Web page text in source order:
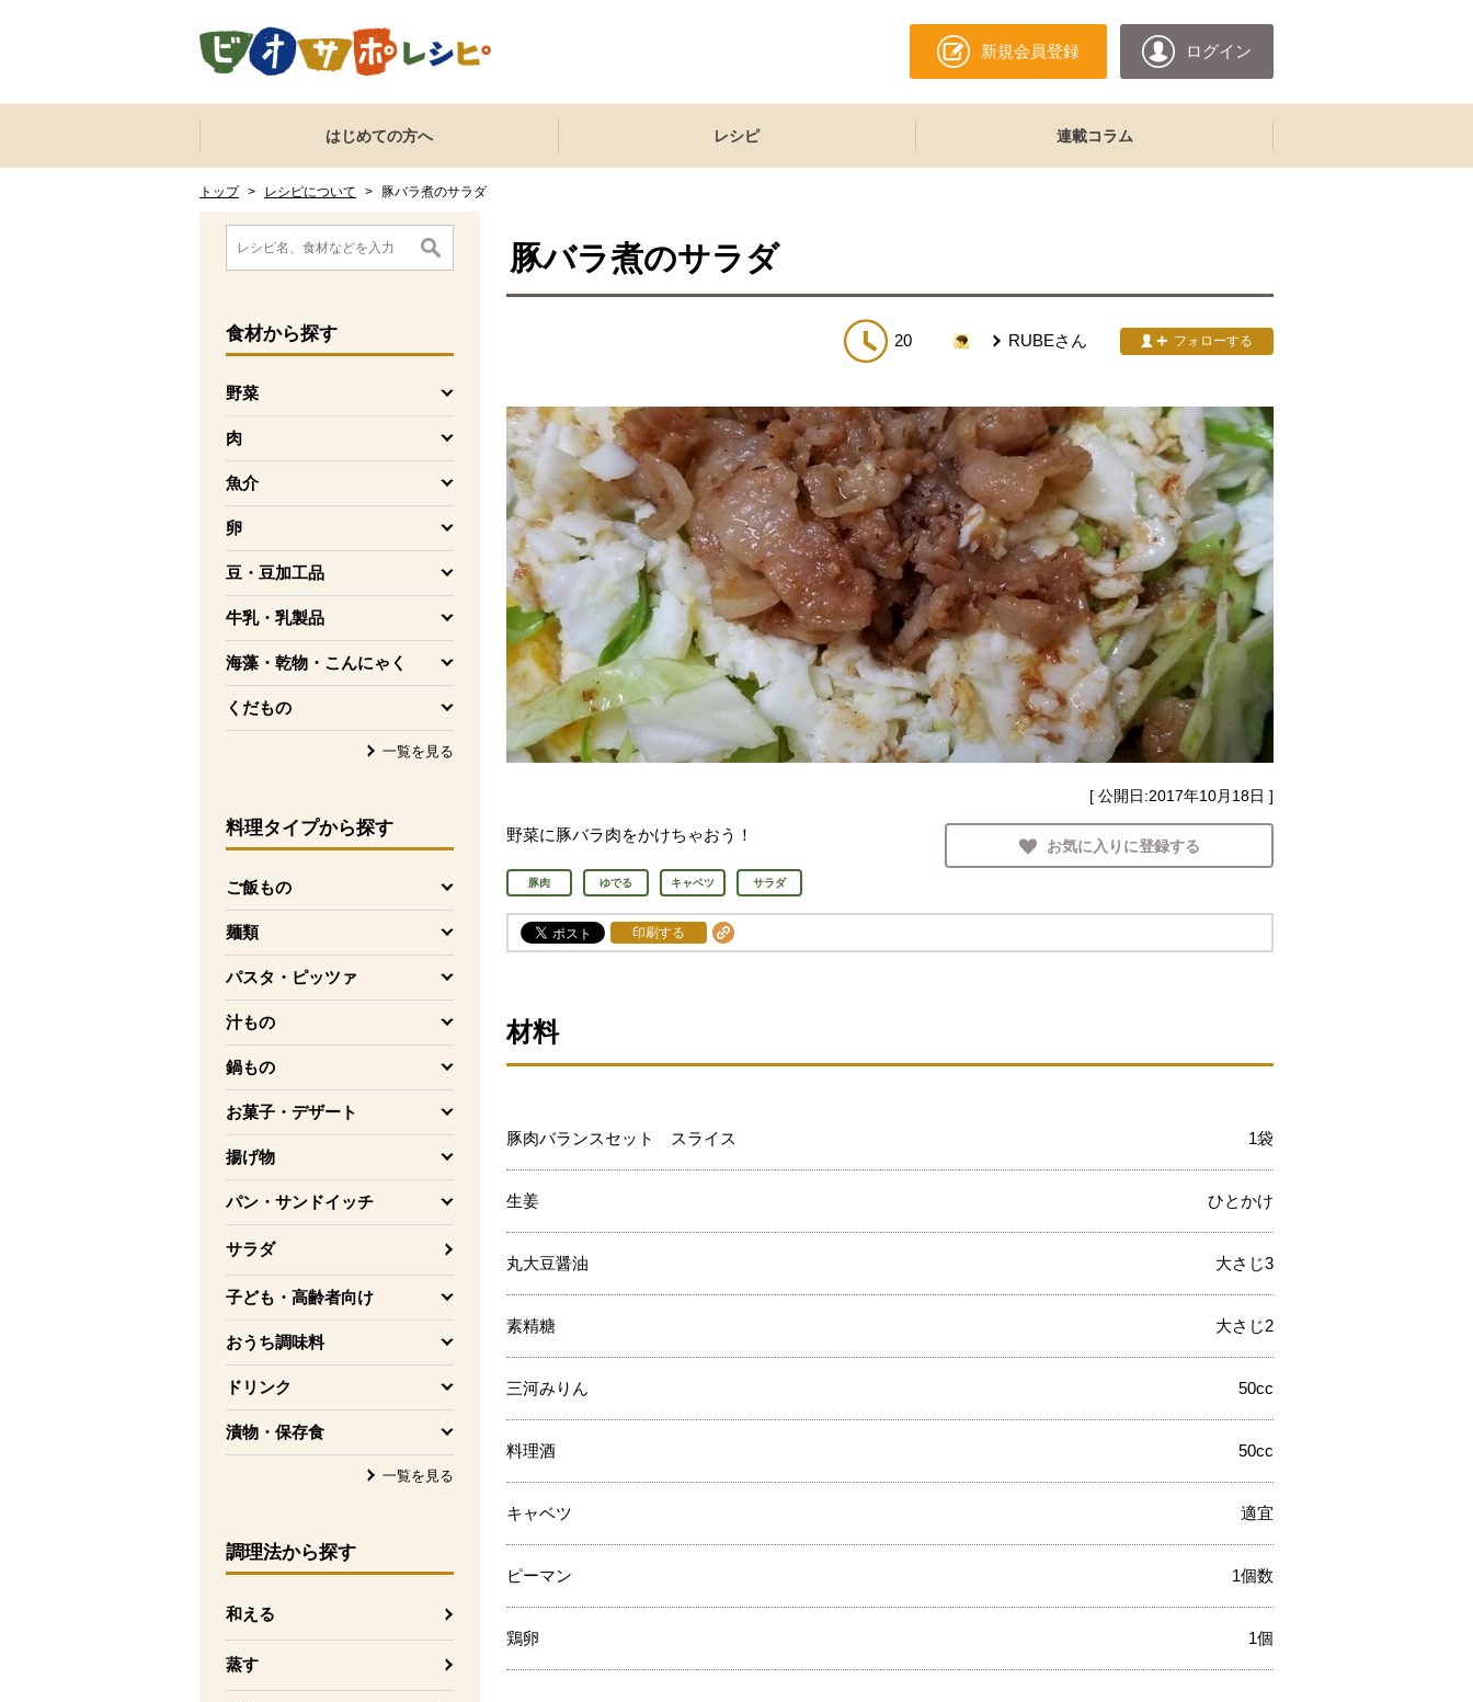
新規会員登録 ログイン
ここからサイト内共通メニューです。
サイト内共通メニューをスキップする
はじめての方へ レシピ 連載コラム
トップ > レシピについて > 豚バラ煮のサラダ
ここから消費材検索メニューです。
食材から探す
野菜
を開く
肉
を開く
魚介
を開く
卵
を開く
豆・豆加工品
を開く
牛乳・乳製品
を開く
海藻・乾物・こんにゃく
を開く
くだもの
を開く
一覧を見る
料理タイプから探す
ご飯もの
を開く
麺類
を開く
パスタ・ピッツァ
を開く
汁もの
を開く
鍋もの
を開く
お菓子・デザート
を開く
揚げ物
を開く
パン・サンドイッチ
を開く
サラダ
子ども・高齢者向け
を開く
おうち調味料
を開く
ドリンク
を開く
漬物・保存食
を開く
一覧を見る
調理法から探す
和える
蒸す
消費材検索メニューここまで。
ここから本文です。
豚バラ煮のサラダ
20 RUBEさん フォローする
[ 公開日:2017年10月18日 ]
野菜に豚バラ肉をかけちゃおう！
豚肉 ゆでる キャベツ サラダ
お気に入りに登録する
印刷する
材料
豚肉バランスセット スライス 1袋
生姜 ひとかけ
丸大豆醤油 大さじ3
素精糖 大さじ2
三河みりん 50cc
料理酒 50cc
キャベツ 適宜
ピーマン 1個数
鶏卵 1個